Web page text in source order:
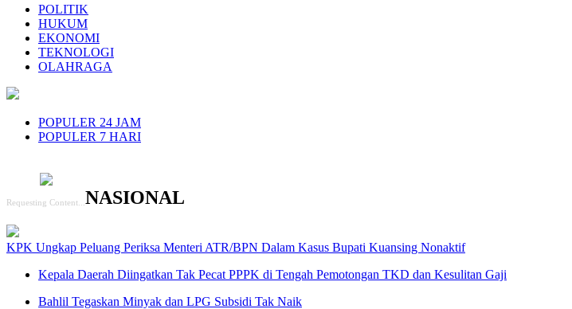
POLITIK
HUKUM
EKONOMI
TEKNOLOGI
OLAHRAGA
POPULER 24 JAM
POPULER 7 HARI
Requesting Content... NASIONAL
KPK Ungkap Peluang Periksa Menteri ATR/BPN Dalam Kasus Bupati Kuansing Nonaktif
Kepala Daerah Diingatkan Tak Pecat PPPK di Tengah Pemotongan TKD dan Kesulitan Gaji
Bahlil Tegaskan Minyak dan LPG Subsidi Tak Naik